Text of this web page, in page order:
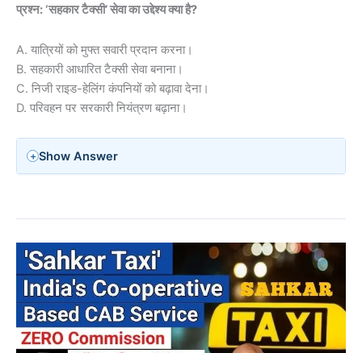
प्रश्न: ‘सहकार टैक्सी’ सेवा का उद्देश्य क्या है?
A. यात्रियों को मुफ्त सवारी प्रदान करना।
B. सहकारी आधारित टैक्सी सेवा बनाना।
C. निजी राइड-हेलिंग कंपनियों को बढ़ावा देना।
D. परिवहन पर सरकारी नियंत्रण बढ़ाना।
Show Answer